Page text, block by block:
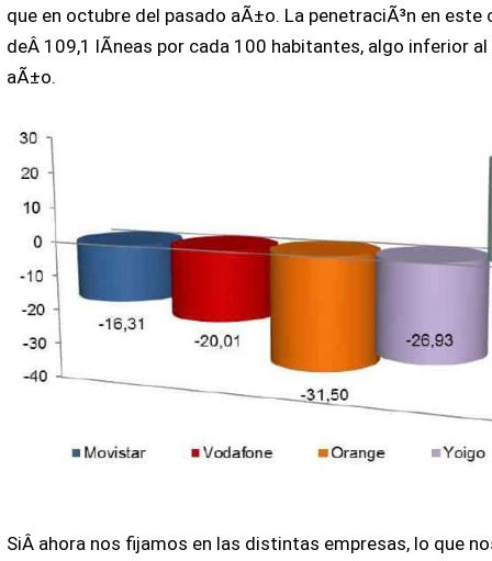
que en octubre del pasado aÃ±o. La penetraciÃ³n en este
deÂ 109,1 lÃ­neas por cada 100 habitantes, algo inferior al
aÃ±o.
SiÂ ahora nos fijamos en las distintas empresas, lo que